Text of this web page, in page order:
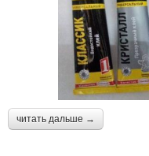
читать дальше →